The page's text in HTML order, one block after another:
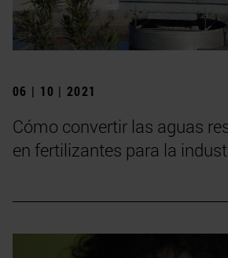
06 | 10 | 2021
Cómo convertir las aguas
en fertilizantes para la